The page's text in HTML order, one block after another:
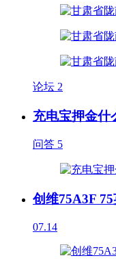
论坛 2
充电宝押金什
问答 5
创维75A3F
07.14